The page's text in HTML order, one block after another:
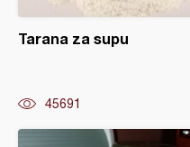
Tarana za supu
45691